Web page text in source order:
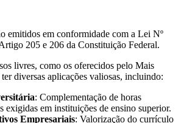
emitidos em conformidade com a Lei Nº
205 e 206 da Constituição Federal.
livres, como os oferecidos pelo Mais
diversas aplicações valiosas, incluindo:
: Complementação de horas
exigidas em instituições de ensino superior.
Empresariais: Valorização do currículo